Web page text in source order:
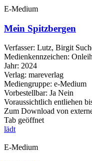
E-Medium
Mein Spitzbergen
Verfasser: Lutz, Birgit
Medienkennzeichen:
Jahr: 2024
Verlag: mareverlag
Mediengruppe: e-Medium
Vorbestellbar: Ja Nein
Voraussichtlich entliehen
Zum Download von
Tab geöffnet
lädt
E-Medium